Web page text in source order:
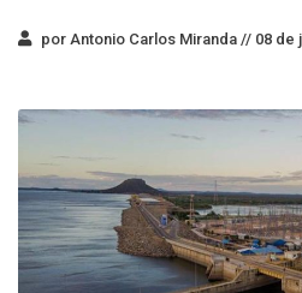
por Antonio Carlos Miranda // 08 de